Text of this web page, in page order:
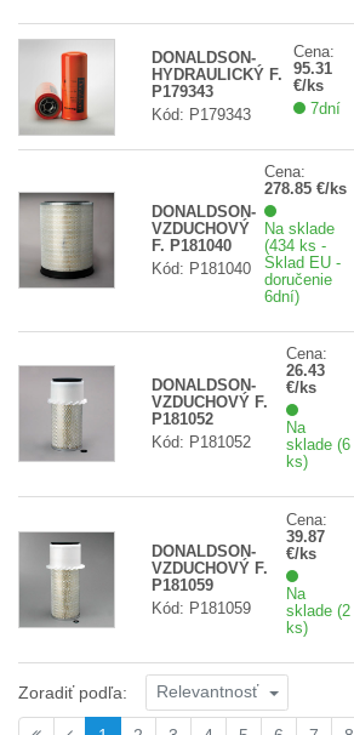
DONALDSON-
HYDRAULICKÝ F.
P179343
Kód: P179343
Cena:
95.31
€/ks
7dní
DONALDSON-
VZDUCHOVÝ
F. P181040
Kód: P181040
Cena:
278.85 €/ks
Na sklade
(434 ks -
Sklad EU -
doručenie
6dní)
DONALDSON-
VZDUCHOVÝ F.
P181052
Kód: P181052
Cena:
26.43
€/ks
Na
sklade (6
ks)
DONALDSON-
VZDUCHOVÝ F.
P181059
Kód: P181059
Cena:
39.87
€/ks
Na
sklade (2
ks)
Zoradiť podľa: Relevantnosť